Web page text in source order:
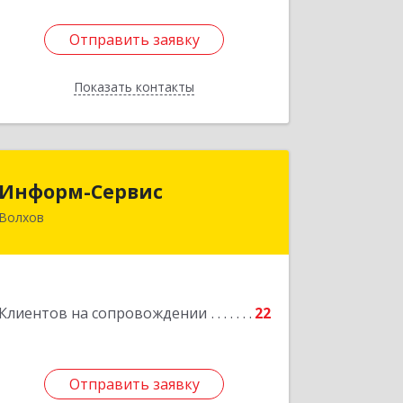
Отправить заявку
Показать контакты
Отправить заявку
Назад
Информ-Сервис
Волхов
Клиентов на сопровождении 22
Отправить заявку
187400, Ленинградская обл, Волхов г,
Отправить заявку